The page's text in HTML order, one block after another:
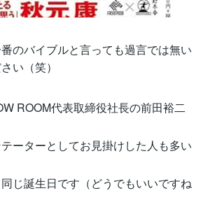
のバイブルと言っても過言では無い
い（笑）
ROOM代表取締役社長の前田裕二
ーターとしてお見掛けした人も多い
じ誕生日です（どうでもいいですね